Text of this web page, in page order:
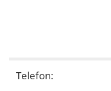
Telefon: